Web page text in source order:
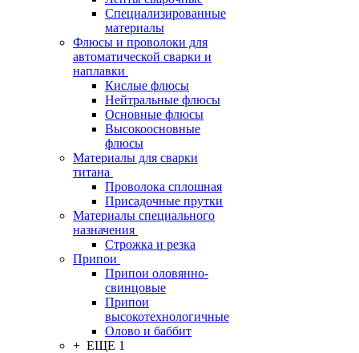
Специализированные
материалы
Флюсы и проволоки для
автоматической сварки и
наплавки
Кислые флюсы
Нейтральные флюсы
Основные флюсы
Высокоосновные
флюсы
Материалы для сварки
титана
Проволока сплошная
Присадочные прутки
Материалы специального
назначения
Строжка и резка
Припои
Припои оловянно-
свинцовые
Припои
высокотехнологичные
Олово и баббит
+ ЕЩЕ 1